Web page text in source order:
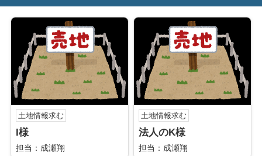
土地情報求む
I様
担当：成瀬翔
土地情報求む
法人のK様
担当：成瀬翔